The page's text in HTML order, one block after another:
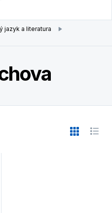
jazyk a literatura